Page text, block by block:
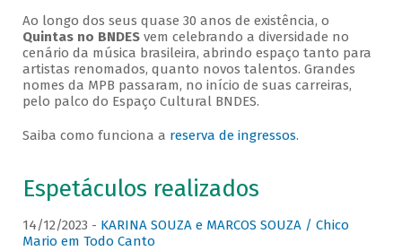
Ao longo dos seus quase 30 anos de existência, o
Quintas no BNDESvem celebrando a diversidade no
cenário da música brasileira, abrindo espaço tanto para
artistas renomados, quanto novos talentos. Grandes
nomes da MPB passaram, no início de suas carreiras,
pelo palco do Espaço Cultural BNDES.
Saiba como funciona a reserva de ingressos.
Espetáculos realizados
14/12/2023 - KARINA SOUZA e MARCOS SOUZA / Chico
Mario em Todo Canto